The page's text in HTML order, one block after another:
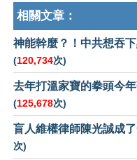
相關文章：
神能幹麼？！中共想吞
(120,734次)
去年打溫家寶的拳頭今
(125,678次)
盲人維權律師陳光誠成
次)